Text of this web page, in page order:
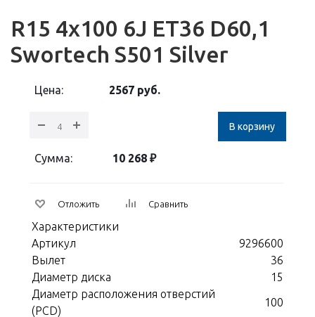
R15 4x100 6J ET36 D60,1
Swortech S501 Silver
Цена: 2567 руб.
В корзину
Сумма: 10 268 ₽
Отложить Сравнить
Характеристики
Артикул
9296600
Вылет
36
Диаметр диска
15
Диаметр расположения отверстий
(PCD)
100